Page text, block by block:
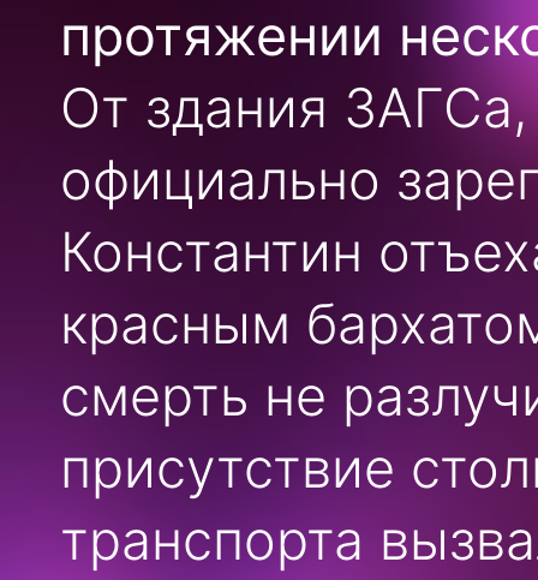
протяжении
От здания
официально
Константин
красным
смерть не
присутствие
транспорта